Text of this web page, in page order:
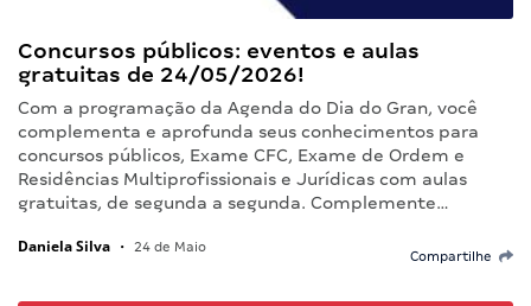
Concursos públicos: eventos e aulas
gratuitas de 24/05/2026!
Com a programação da Agenda do Dia do Gran, você
complementa e aprofunda seus conhecimentos para
concursos públicos, Exame CFC, Exame de Ordem e
Residências Multiprofissionais e Jurídicas com aulas
gratuitas, de segunda a segunda. Complemente…
Daniela Silva • 24 de Maio
Compartilhe